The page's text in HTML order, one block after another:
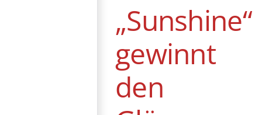
„Sunshine“
gewinnt
den